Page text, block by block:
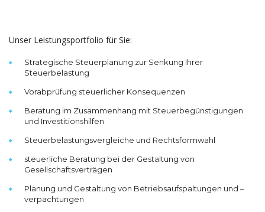
Unser Leistungsportfolio für Sie:
Strategische Steuerplanung zur Senkung Ihrer
Steuerbelastung
Vorabprüfung steuerlicher Konsequenzen
Beratung im Zusammenhang mit Steuerbegünstigungen
und Investitionshilfen
Steuerbelastungsvergleiche und Rechtsformwahl
steuerliche Beratung bei der Gestaltung von
Gesellschaftsverträgen
Planung und Gestaltung von Betriebsaufspaltungen und –
verpachtungen